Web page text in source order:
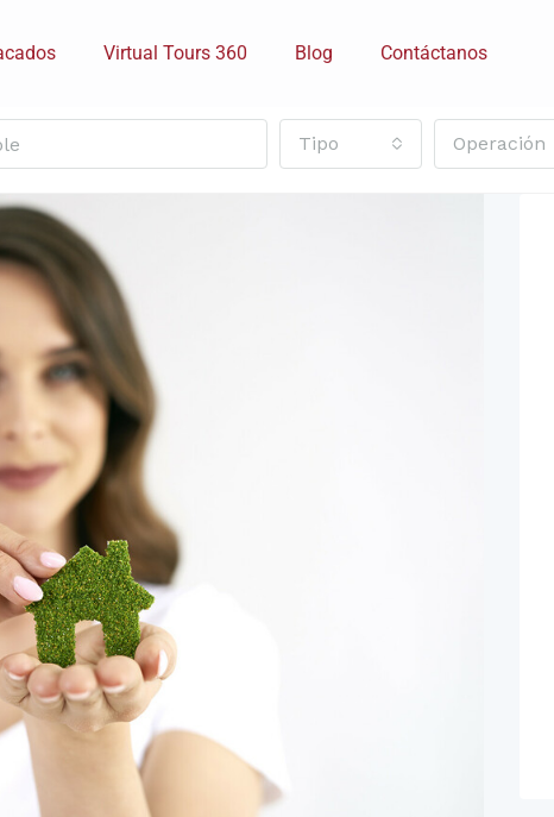
Virtual Tours 360 Blog Contáctanos
Tipo Operación